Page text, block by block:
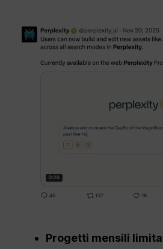
Progetti mensili